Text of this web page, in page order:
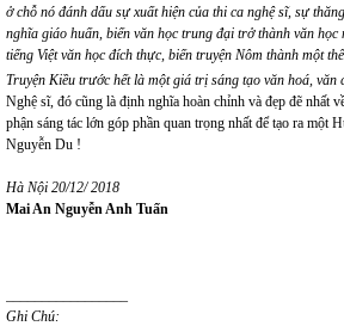
ở chỗ nó đánh dấu sự xuất hiện của thi ca nghệ sĩ, sự
nghĩa giáo huấn, biến văn học trung đại trở thành văn học
tiếng Việt văn học đích thực, biến truyện Nôm thành một
Truyện Kiều trước hết là một giá trị sáng tạo văn hoá, văn
Nghệ sĩ, đó cũng là định nghĩa hoàn chỉnh và đẹp đẽ nhất
phận sáng tác lớn góp phần quan trọng nhất để tạo ra một
Nguyễn Du !
Hà Nội 20/12/ 2018
Mai An Nguyễn Anh Tuấn
Ghi Chú: